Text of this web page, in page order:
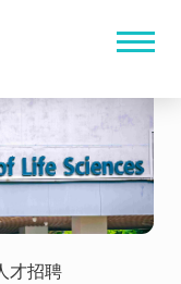
才招聘